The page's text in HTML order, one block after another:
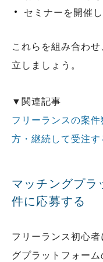
セミナーを開催
これらを組み合わ
立しましょう。
▼関連記事
フリーランスの案
方・継続して受注す
マッチングプラ
件に応募する
フリーランス初心
グプラットフォー